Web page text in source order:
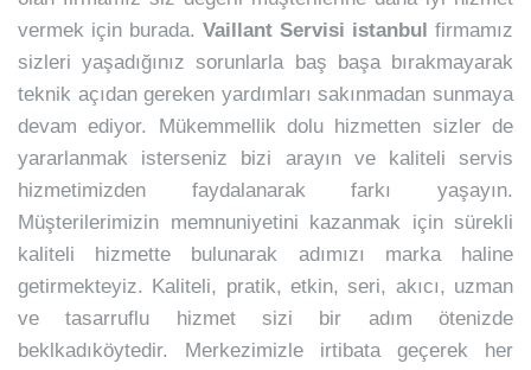
vermek için burada. Vaillant Servisi istanbul firmamız
sizleri yaşadığınız sorunlarla baş başa bırakmayarak
teknik açıdan gereken yardımları sakınmadan sunmaya
devam ediyor. Mükemmellik dolu hizmetten sizler de
yararlanmak isterseniz bizi arayın ve kaliteli servis
hizmetimizden faydalanarak farkı yaşayın.
Müşterilerimizin memnuniyetini kazanmak için sürekli
kaliteli hizmette bulunarak adımızı marka haline
getirmekteyiz. Kaliteli, pratik, etkin, seri, akıcı, uzman
ve tasarruflu hizmet sizi bir adım ötenizde
beklkadıköytedir. Merkezimizle irtibata geçerek her